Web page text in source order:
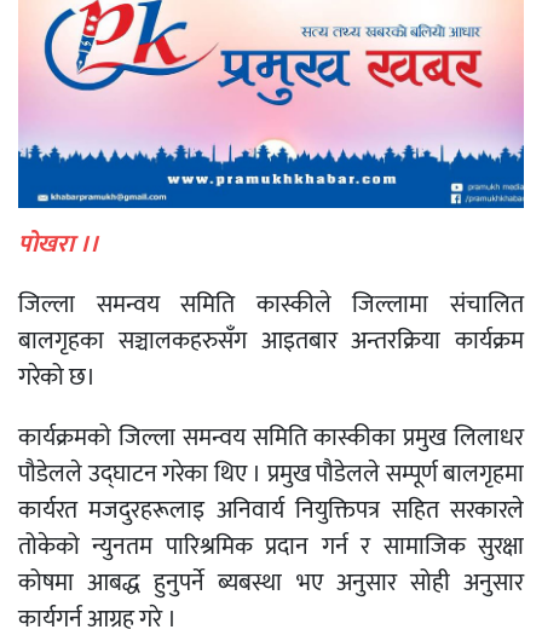
पोखरा ।।
जिल्ला समन्वय समिति कास्कीले जिल्लामा संचालित
बालगृहका सञ्चालकहरुसँग आइतबार अन्तरक्रिया कार्यक्रम
गरेको छ।
कार्यक्रमको जिल्ला समन्वय समिति कास्कीका प्रमुख लिलाधर
पौडेलले उद्घाटन गरेका थिए । प्रमुख पौडेलले सम्पूर्ण बालगृहमा
कार्यरत मजदुरहरूलाइ अनिवार्य नियुक्तिपत्र सहित सरकारले
तोकेको न्युनतम पारिश्रमिक प्रदान गर्न र सामाजिक सुरक्षा
कोषमा आबद्ध हुनुपर्ने ब्यबस्था भए अनुसार सोही अनुसार
कार्यगर्न आग्रह गरे ।